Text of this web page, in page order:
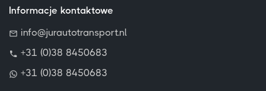
Informacje kontaktowe
info@jurautotransport.nl
+31 (0)38 8450683
+31 (0)38 8450683